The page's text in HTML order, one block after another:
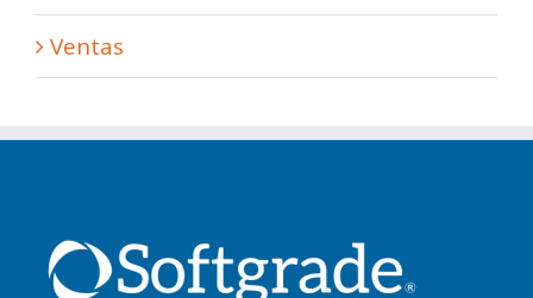
Ventas